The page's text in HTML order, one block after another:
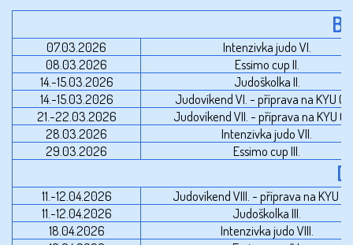
07.03.2026
Intenzivka judo VI.
08.03.2026
Essimo cup II.
14.-15.03.2026
Judoškolka II.
14.-15.03.2026
Judovíkend VI. - příprava na KYU
21.-22.03.2026
Judovíkend VII. - příprava na KYU
28.03.2026
Intenzivka judo VII.
29.03.2026
Essimo cup III.
11.-12.04.2026
Judovíkend VIII. - příprava na KYU
11.-12.04.2026
Judoškolka III.
18.04.2026
Intenzivka judo VIII.